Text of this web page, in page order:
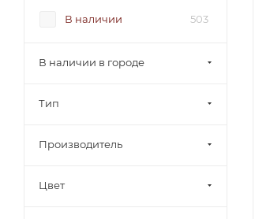
В наличии 503
В наличии в городе
Тип
Производитель
Цвет